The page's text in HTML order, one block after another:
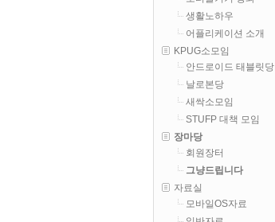
생활노하우
어플리케이션 소개
KPUG소모임
안드로이드 태블릿당
날로본당
새싹소모임
STUFP 대책 모임
장마당
회원장터
그냥드립니다
자료실
모바일OS자료